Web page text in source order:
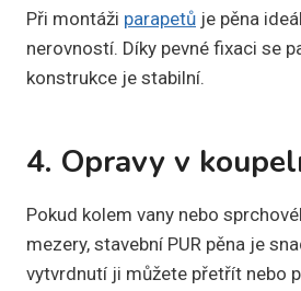
Při montáži parapetů je pěna
nerovností. Díky pevné fixaci se
konstrukce je stabilní.
4. Opravy v
Pokud kolem vany nebo
mezery, stavební PUR pěna je
vytvrdnutí ji můžete přetřít nebo